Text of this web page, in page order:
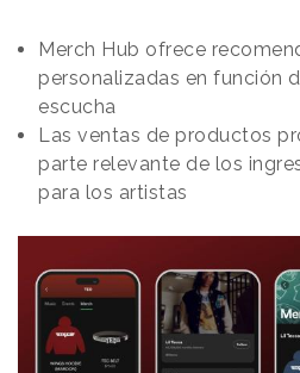
Merch Hub ofrece
personalizadas en función
escucha
Las ventas de productos
parte relevante de los
para los artistas